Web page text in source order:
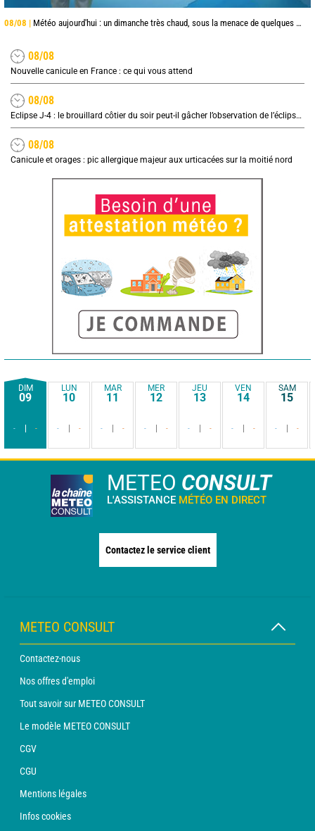
08/08 | Météo aujourd'hui : un dimanche très chaud, sous la menace de quelques orages
08/08
Nouvelle canicule en France : ce qui vous attend
08/08
Eclipse J-4 : le brouillard côtier du soir peut-il gâcher l’observation de l’éclipse à la plage ?
08/08
Canicule et orages : pic allergique majeur aux urticacées sur la moitié nord
DIM
09
- -
LUN
10
- -
MAR
11
- -
MER
12
- -
JEU
13
- -
VEN
14
- -
SAM
15
- -
METEO CONSULT
L'ASSISTANCE MÉTÉO EN DIRECT
Contactez le service client
METEO CONSULT
Contactez-nous
Nos offres d'emploi
Tout savoir sur METEO CONSULT
Le modèle METEO CONSULT
CGV
CGU
Mentions légales
Infos cookies